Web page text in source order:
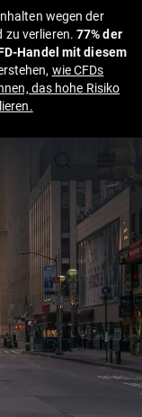
wegen der
zu verlieren.77% der
Handel mit diesem
wie CFDs
das hohe Risiko